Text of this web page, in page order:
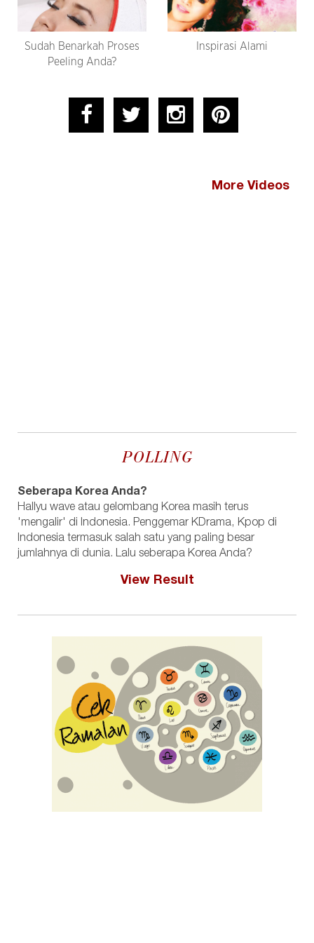
Sudah Benarkah Proses
Peeling Anda?
Inspirasi Alami
More Videos
POLLING
Seberapa Korea Anda?
Hallyu wave atau gelombang Korea masih terus
'mengalir' di Indonesia. Penggemar KDrama, Kpop di
Indonesia termasuk salah satu yang paling besar
jumlahnya di dunia. Lalu seberapa Korea Anda?
View Result